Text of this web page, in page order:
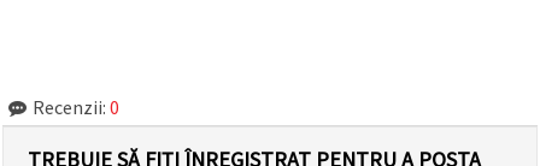
Recenzii: 0
TREBUIE SĂ FIȚI ÎNREGISTRAT PENTRU A POSTA